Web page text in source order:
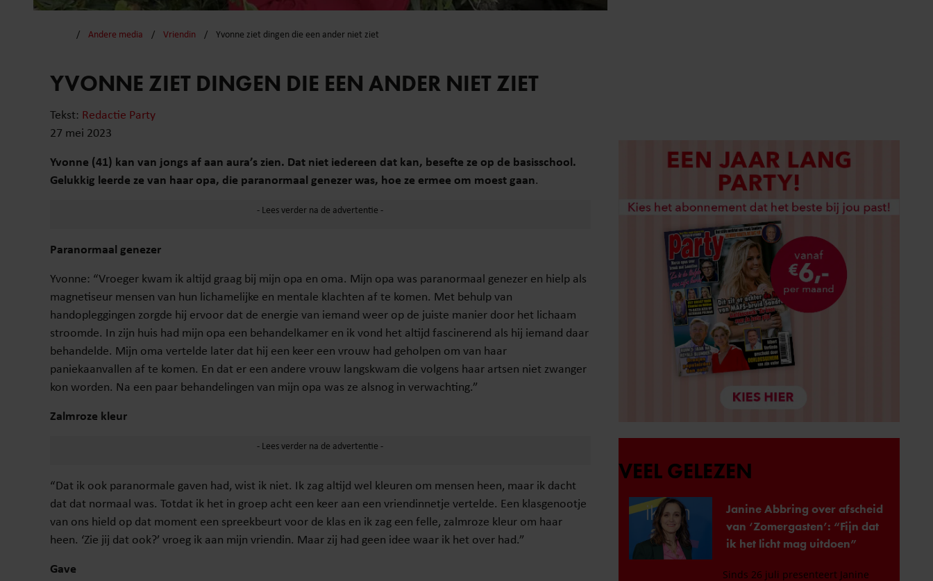
Andere media Vriendin Yvonne ziet dingen die een ander niet ziet
YVONNE ZIET DINGEN DIE EEN ANDER NIET ZIET
Tekst: Redactie Party
27 mei 2023
Yvonne (41) kan van jongs af aan aura’s zien. Dat niet iedereen dat kan, besefte ze op de basisschool.
Gelukkig leerde ze van haar opa, die paranormaal genezer was, hoe ze ermee om moest gaan.
Paranormaal genezer
Yvonne: “Vroeger kwam ik altijd graag bij mijn opa en oma. Mijn opa was paranormaal genezer en hielp als
magnetiseur mensen van hun lichamelijke en mentale klachten af te komen. Met behulp van
handopleggingen zorgde hij ervoor dat de energie van iemand weer op de juiste manier door het lichaam
stroomde. In zijn huis had mijn opa een behandelkamer en ik vond het altijd fascinerend als hij iemand daar
behandelde. Mijn oma vertelde later dat hij een keer een vrouw had geholpen om van haar
paniekaanvallen af te komen. En dat er een andere vrouw langskwam die volgens haar artsen niet zwanger
kon worden. Na een paar behandelingen van mijn opa was ze alsnog in verwachting.”
Zalmroze kleur
“Dat ik ook paranormale gaven had, wist ik niet. Ik zag altijd wel kleuren om mensen heen, maar ik dacht
dat dat normaal was. Totdat ik het in groep acht een keer aan een vriendinnetje vertelde. Een klasgenootje
van ons hield op dat moment een spreekbeurt voor de klas en ik zag een felle, zalmroze kleur om haar
heen. ‘Zie jij dat ook?’ vroeg ik aan mijn vriendin. Maar zij had geen idee waar ik het over had.”
Gave